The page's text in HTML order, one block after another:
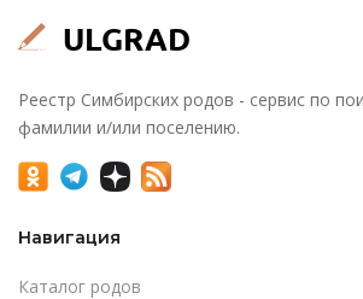
Реестр Симбирских родов - сервис по
фамилии и/или поселению.
Навигация
Каталог родов